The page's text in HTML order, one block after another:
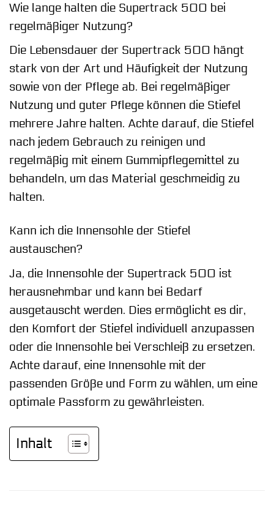
Wie lange halten die Supertrack 500 bei
regelmäßiger Nutzung?
Die Lebensdauer der Supertrack 500 hängt
stark von der Art und Häufigkeit der Nutzung
sowie von der Pflege ab. Bei regelmäßiger
Nutzung und guter Pflege können die Stiefel
mehrere Jahre halten. Achte darauf, die Stiefel
nach jedem Gebrauch zu reinigen und
regelmäßig mit einem Gummipflegemittel zu
behandeln, um das Material geschmeidig zu
halten.
Kann ich die Innensohle der Stiefel
austauschen?
Ja, die Innensohle der Supertrack 500 ist
herausnehmbar und kann bei Bedarf
ausgetauscht werden. Dies ermöglicht es dir,
den Komfort der Stiefel individuell anzupassen
oder die Innensohle bei Verschleiß zu ersetzen.
Achte darauf, eine Innensohle mit der
passenden Größe und Form zu wählen, um eine
optimale Passform zu gewährleisten.
Inhalt